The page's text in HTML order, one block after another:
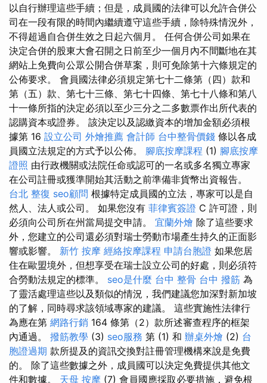
以自行辦理這些手續；但是，成員國的法律可以允許合併公
司在一段有限的時間內繼續遵守這些手續，除特殊情況外，
不得超過自合併生效之日起六個月。 任何合併公司如果在
決定合併的股東大會召開之日前至少一個月內不間斷地在其
網站上免費向公眾公開合併草案，則可免除第十六條規定的
公佈要求。 會員國法律必須規定第七十二條第（四）款和
第（五）款、第七十三條、第七十四條、第七十八條和第八
十一條所指的決定必須以至少三分之二多數票作出所代表的
認購資本或證券。 該決定以及認繳資本的增加金額必須根
據第 16 設立公司 外燴推薦 會計師 台中整骨價錢 條以各成
員國立法規定的方式予以公佈。 腳底按摩課程 (1) 腳底按摩
證照 由行政機關或法院任命或認可的一名或多名獨立專家
在公司註冊或獲準開始其活動之前準備非貨幣出資報告。
台北 整復 seo顧問 根據特定成員國的立法，專家可以是自
然人、法人或公司。 如果您沒有 菲律賓簽證 C 許可證，則
必須向公司所在州當局提交申請。 宜蘭外燴 除了這些要求
外，您建立的公司還必須對瑞士勞動市場產生持久的正面影
響或影響。 新竹 按摩 經絡按摩課程 申請台胞證 如果您居
住在歐盟境外，但想享受在瑞士設立公司的好處，則必須符
合勞動法規定的標準。 seo是什麼 台中 整骨 台中 撥筋 為
了靈活處理這些以及類似的情況，我們建議您加深對新加坡
的了解，同時尋求該領域專家的建議。 這些實施性法律行
為應在第 網路行銷 164 條第（2）款所述審查程序的框架
內通過。 撥筋教學 (3) seo服務 第 (1) 和 辦桌外燴 (2) 台
胞證過期 款所提及的資訊交換對註冊管理機構來說是免費
的。 除了這些數據之外，成員國可以決定免費提供其他文
件和數據。 天母 按摩 (7) 會員國應採取必要措施，避免根